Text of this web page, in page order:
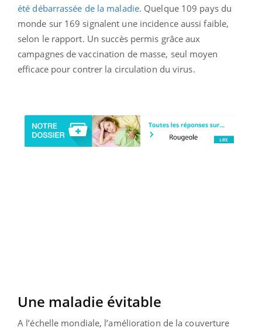
été débarrassée de la maladie. Quelque 109 pays du
monde sur 169 signalent une incidence aussi faible,
selon le rapport. Un succès permis grâce aux
campagnes de vaccination de masse, seul moyen
efficace pour contrer la circulation du virus.
Une maladie évitable
A l’échelle mondiale, l’amélioration de la couverture